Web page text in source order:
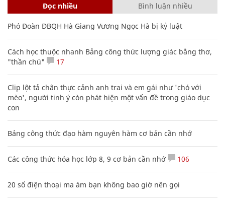
Đọc nhiều Bình luận nhiều
Phó Đoàn ĐBQH Hà Giang Vương Ngọc Hà bị kỷ luật
Cách học thuộc nhanh Bảng công thức lượng giác bằng thơ,
"thần chú"
17
Clip lột tả chân thực cảnh anh trai và em gái như 'chó với
mèo', người tinh ý còn phát hiện một vấn đề trong giáo dục
con
Bảng công thức đạo hàm nguyên hàm cơ bản cần nhớ
Các công thức hóa học lớp 8, 9 cơ bản cần nhớ 106
20 số điện thoại ma ám bạn không bao giờ nên gọi